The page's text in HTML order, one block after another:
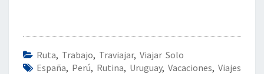
Ruta, Trabajo, Traviajar, Viajar Solo
España, Perú, Rutina, Uruguay, Vacaciones, Viajes